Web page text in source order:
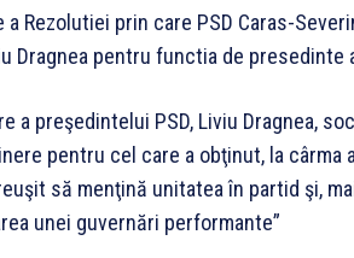
a Rezolutiei prin care PSD Caras-
Dragnea pentru functia de presedinte
a preşedintelui PSD, Liviu Dragnea,
pentru cel care a obţinut, la cârma
să menţină unitatea în partid şi,
unei guvernări performante”